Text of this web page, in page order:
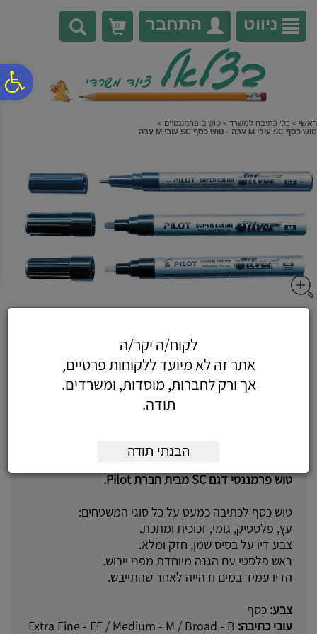
נגישות
אתר
המרכזי
ניווט התחבר 0
ראשי > כלי כתיבה למשרד > טושים פרמננטיים >
טוש כסף SC עובי M עבה - טוש כסף SC עובי M עבה
M עבה
טוש פרמננטי דגם SC מבית חברת Pilot.
טוש כסף לכתיבה כמעט על כל סוגי המשטחים:
עץ, פלסטיק, גומי, זכוכית ומתכת.
צבע דיו על בסיס שמן, חזק ומלא.
ראש פלסטי עם הגנה מיוחדת מפני ייבוש.
הדיו עמיד במים ודהייה לאחר שהתייבש.
צבע: כסף
עובי כתיבה:
לקוח/ה יקר/ה
אתר זה לא מיועד ללקוחות פרטיים,
אך ורק לחברות, מוסדות, ומשרדים.
תודה.
הבנתי תודה